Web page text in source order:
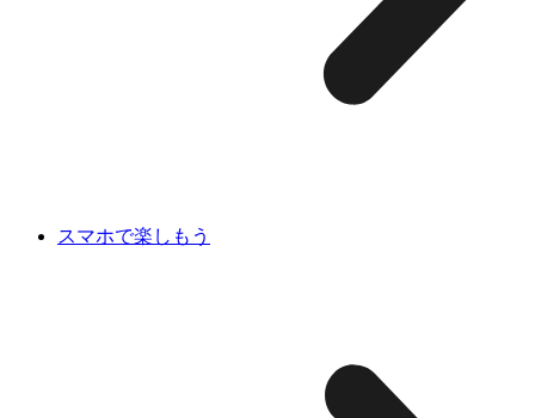
スマホで楽しもう